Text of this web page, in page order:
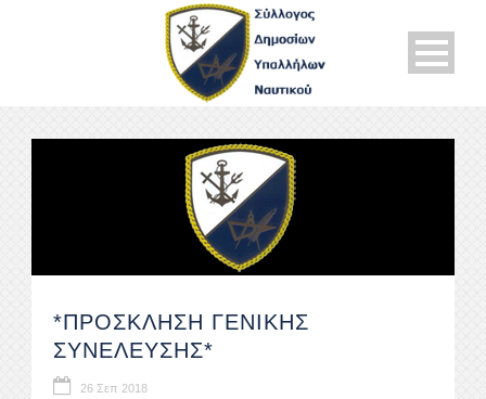
*ΠΡΟΣΚΛΗΣΗ ΓΕΝΙΚΗΣ
ΣΥΝΕΛΕΥΣΗΣ*
26 Σεπ 2018